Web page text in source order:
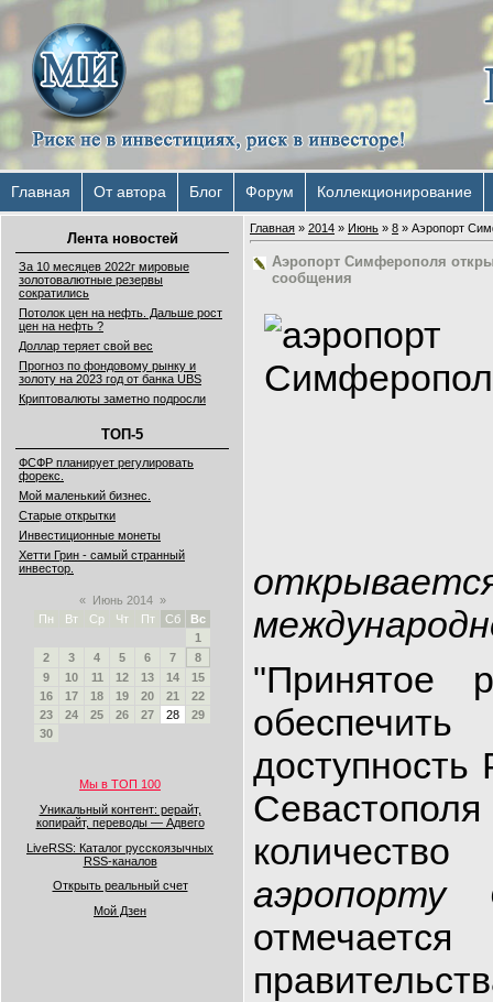
Главная От автора Блог Форум Коллекционирование
Лента новостей
За 10 месяцев 2022г мировые
золотовалютные резервы
сократились
Потолок цен на нефть. Дальше рост
цен на нефть ?
Доллар теряет свой вес
Прогноз по фондовому рынку и
золоту на 2023 год от банка UBS
Криптовалюты заметно подросли
ТОП-5
ФСФР планирует регулировать
форекс.
Мой маленький бизнес.
Старые открытки
Инвестиционные монеты
Хетти Грин - самый странный
инвестор.
« Июнь 2014 »
Пн
Вт Ср Чт Пт Сб
Вс
1
2
3 4 5 6 7
8
9
10 11 12 13 14
15
16
17 18 19 20 21
22
23
24 25 26 27 28
29
30
Мы в ТОП 100
Уникальный контент: рерайт,
копирайт, переводы — Адвего
LiveRSS: Каталог русскоязычных
RSS-каналов
Открыть реальный счет
Мой Дзен
Главная » 2014 » Июнь » 8 » Аэропорт
Аэропорт Симферополя
сообщения
"Принятое
аэропорту